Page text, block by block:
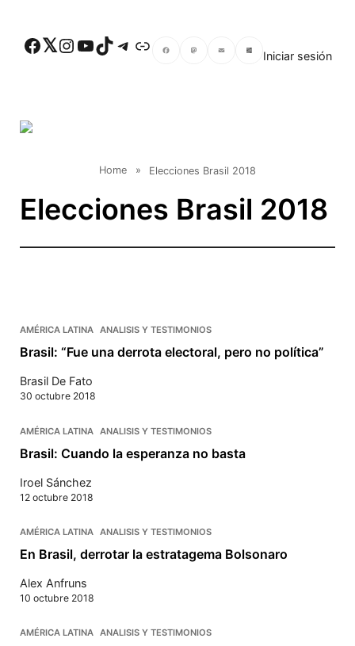
Facebook Twitter Instagram YouTube TikTok Telegram Enlace
Iniciar sesión
Home » Elecciones Brasil 2018
Elecciones Brasil 2018
AMÉRICA LATINA ANALISIS Y TESTIMONIOS
Brasil: “Fue una derrota electoral, pero no política”
Brasil De Fato
30 octubre 2018
AMÉRICA LATINA ANALISIS Y TESTIMONIOS
Brasil: Cuando la esperanza no basta
Iroel Sánchez
12 octubre 2018
AMÉRICA LATINA ANALISIS Y TESTIMONIOS
En Brasil, derrotar la estratagema Bolsonaro
Alex Anfruns
10 octubre 2018
AMÉRICA LATINA ANALISIS Y TESTIMONIOS